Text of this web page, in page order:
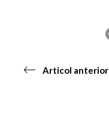
Articol anterior